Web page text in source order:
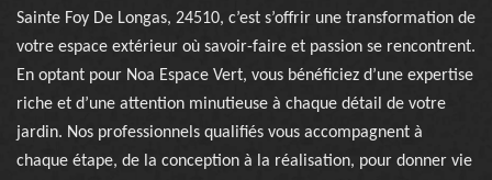
Sainte Foy De Longas, 24510, c’est s’offrir une transformation de
votre espace extérieur où savoir-faire et passion se rencontrent.
En optant pour Noa Espace Vert, vous bénéficiez d’une expertise
riche et d’une attention minutieuse à chaque détail de votre
jardin. Nos professionnels qualifiés vous accompagnent à
chaque étape, de la conception à la réalisation, pour donner vie